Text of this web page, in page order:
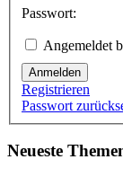
Passwort:
Angemeldet
Anmelden
Registrieren
Passwort
Neueste